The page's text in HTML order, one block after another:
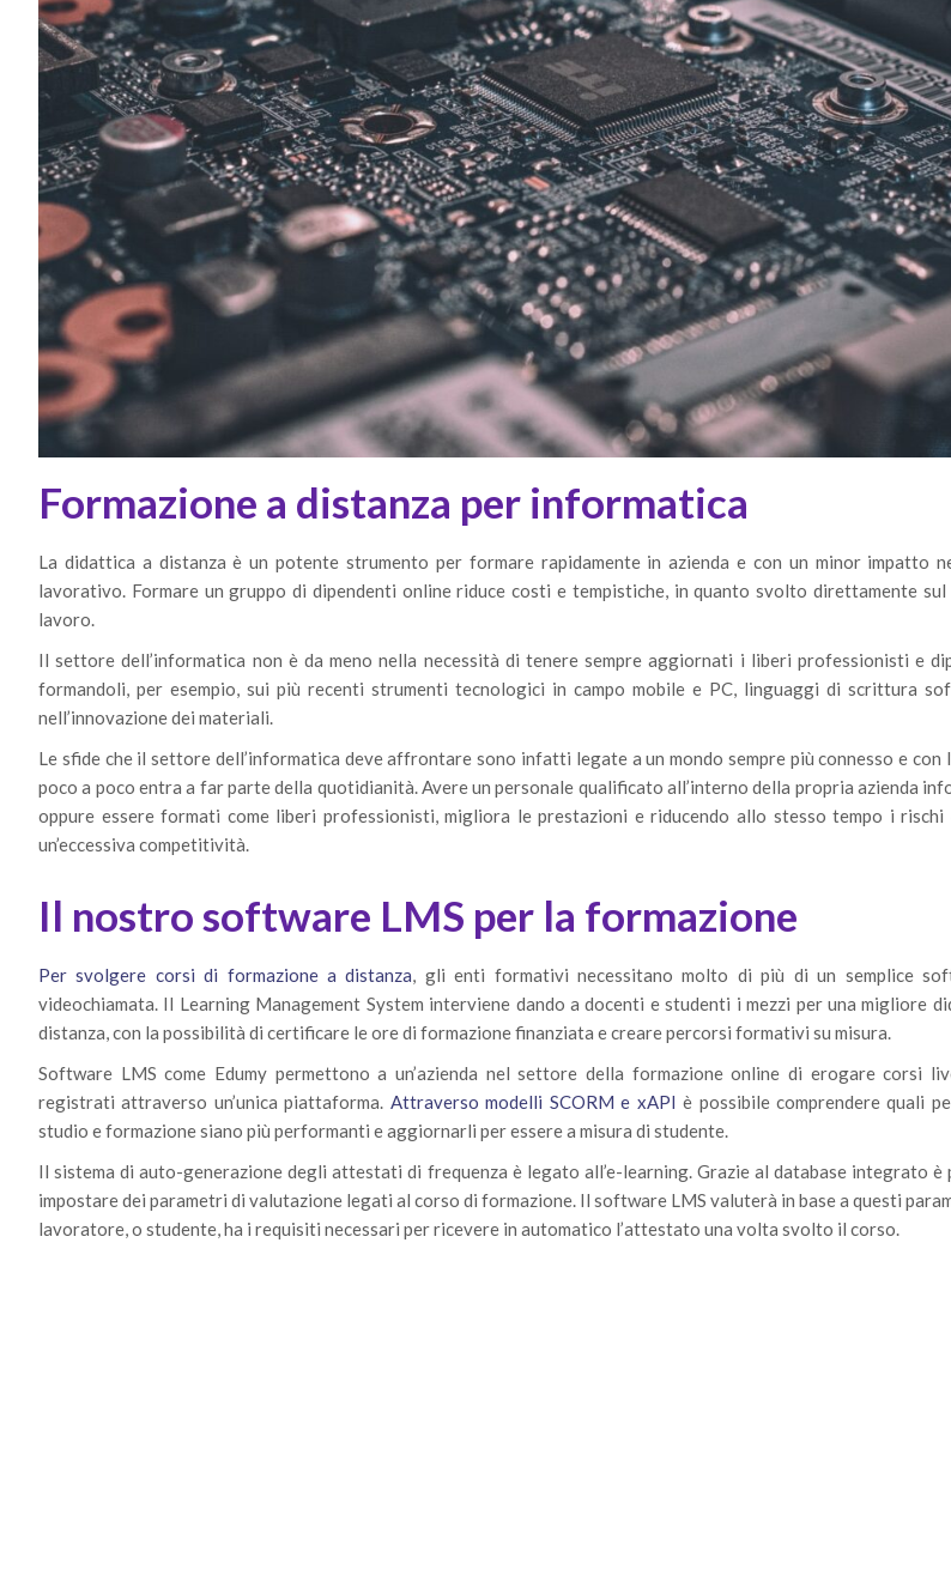
Formazione a distanza per informatica
La didattica a distanza è un potente strumento per formare rapidamente in azienda e con un minor impatto
lavorativo. Formare un gruppo di dipendenti online riduce costi e tempistiche, in quanto svolto direttamente
lavoro.
Il settore dell’informatica non è da meno nella necessità di tenere sempre aggiornati i liberi professionisti e
formandoli, per esempio, sui più recenti strumenti tecnologici in campo mobile e PC, linguaggi di scrittura
nell’innovazione dei materiali.
Le sfide che il settore dell’informatica deve affrontare sono infatti legate a un mondo sempre più connesso e con
poco a poco entra a far parte della quotidianità. Avere un personale qualificato all’interno della propria azienda
oppure essere formati come liberi professionisti, migliora le prestazioni e riducendo allo stesso tempo i rischi
un’eccessiva competitività.
Il nostro software LMS per la formazione
Per svolgere corsi di formazione a distanza, gli enti formativi necessitano molto di più di un semplice
videochiamata. Il Learning Management System interviene dando a docenti e studenti i mezzi per una migliore
distanza, con la possibilità di certificare le ore di formazione finanziata e creare percorsi formativi su misura.
Software LMS come Edumy permettono a un’azienda nel settore della formazione online di erogare corsi
registrati attraverso un’unica piattaforma. Attraverso modelli SCORM e xAPI è possibile comprendere quali
studio e formazione siano più performanti e aggiornarli per essere a misura di studente.
Il sistema di auto-generazione degli attestati di frequenza è legato all’e-learning. Grazie al database integrato è
impostare dei parametri di valutazione legati al corso di formazione. Il software LMS valuterà in base a questi
lavoratore, o studente, ha i requisiti necessari per ricevere in automatico l’attestato una volta svolto il corso.